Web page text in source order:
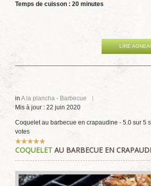
Temps de cuisson : 20 minutes
LIRE
in A la plancha - Barbecue
Mis à jour : 22 juin 2020
Coquelet au barbecue en crapaudine - 5.0 sur 5
votes
Vote
utilisateur: 5/ 5
COQUELET AU BARBECUE EN